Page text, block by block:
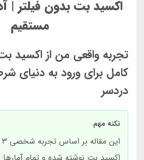
اکسید بت بدون فیلتر
مستقیم
تجربه واقعی من از اکسید
کامل برای ورود به دنیای
دردسر
نکته مهم